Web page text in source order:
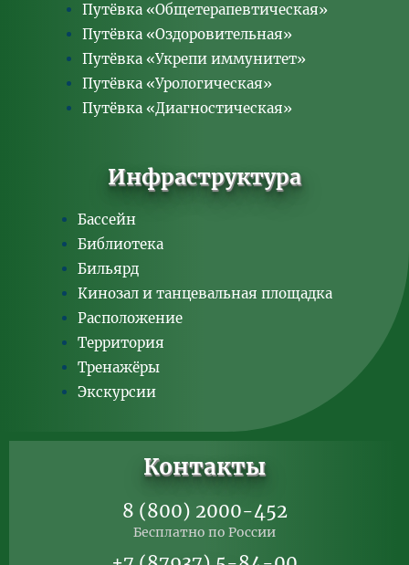
Путёвка «Общетерапевтическая»
Путёвка «Оздоровительная»
Путёвка «Укрепи иммунитет»
Путёвка «Урологическая»
Путёвка «Диагностическая»
Инфраструктура
Бассейн
Библиотека
Бильярд
Кинозал и танцевальная площадка
Расположение
Территория
Тренажёры
Экскурсии
Контакты
8 (800) 2000-452
Бесплатно по России